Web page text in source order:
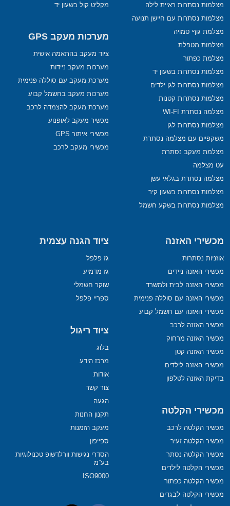
מצלמות נסתרות ראיית לילה
מצלמות נסתרות עם חיישן תנועה
מצלמת גוף סמויה
מצלמות מטפלת
מצלמת כפתור
מצלמות נסתרות בשעון יד
מצלמות נסתרות לגן ילדים
מצלמות נסתרות קטנות
מצלמה נסתרת WI-FI
מצלמות נסתרות לגן
משקפיים עם מצלמה נסתרת
מצלמת מעקב נסתרת
עט מצלמה
מצלמה נסתרת בגלאי עשן
מצלמות נסתרות בשעון קיר
מצלמות נסתרות בשקע חשמל
מקליט קול בשעון יד
מערכות מעקב GPS
ציוד מעקב בהתאמה אישית
מערכות מעקב ניידות
מערכת מעקב עם סוללה פנימית
מערכות מעקב בחשמל קבוע
מערכת מעקב להצמדה לרכב
מכשיר מעקב לאופנוע
מכשירי איתור GPS
מכשירי מעקב לרכב
מכשירי האזנה
אוזניות נסתרות
מכשירי האזנה ניידים
מכשירי האזנה לבית ולמשרד
מכשירי האזנה עם סוללה פנימית
מכשירי האזנה עם חשמל קבוע
מכשיר האזנה לרכב
מכשיר האזנה מרחוק
מכשיר האזנה קטן
מכשירי האזנה לילדים
בדיקת האזנה לטלפון
מכשירי הקלטה
מכשיר הקלטה לרכב
מכשיר הקלטה זעיר
מכשיר הקלטה נסתר
מכשירי הקלטה לילדים
מכשיר הקלטה כפתור
מכשירי הקלטה לבגדים
ציוד הגנה עצמית
גז פלפל
גז מדמיע
שוקר חשמלי
ספריי פלפל
ציוד ריגול
בלוג
מרכז הידע
אודות
צור קשר
הגעה
תקנון החנות
מעקב הזמנות
ספייפון
הסדרי נגישות וורלדשופ טכנולוגיות
בע”מ
ISO9000